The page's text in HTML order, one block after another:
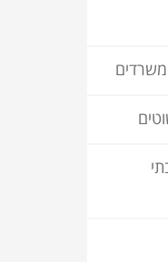
משרדים